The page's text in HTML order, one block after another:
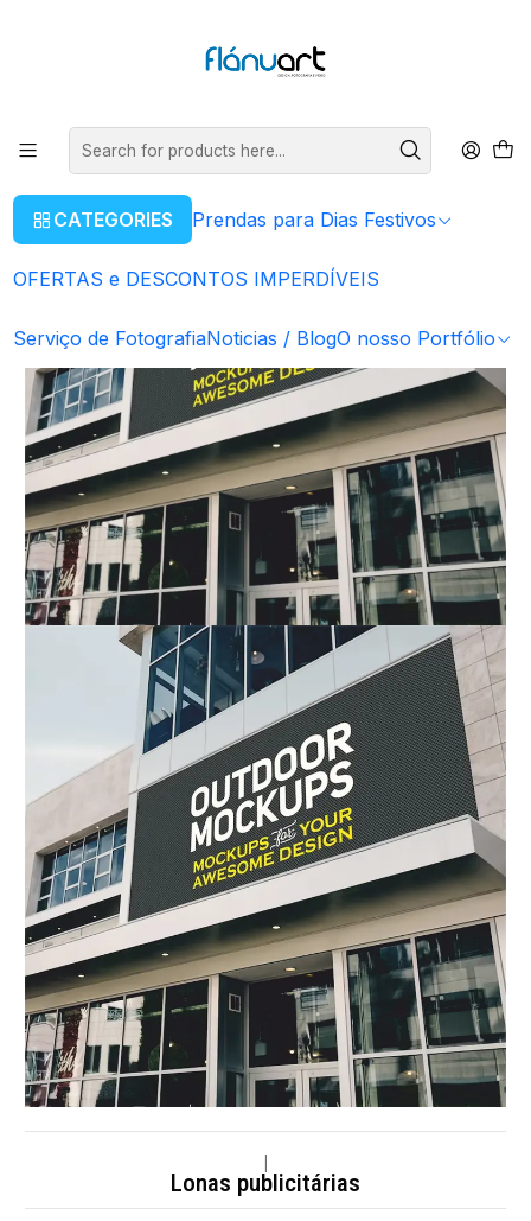
CATEGORIES Prendas para Dias Festivos
OFERTAS e DESCONTOS IMPERDÍVEIS
Serviço de FotografiaNoticias / BlogO nosso Portfólio
Serviços Gráficos Lonas publicitárias
Lonas publicitárias